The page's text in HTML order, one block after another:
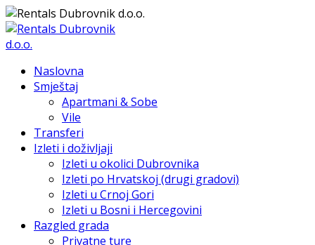
Naslovna
Smještaj
Apartmani & Sobe
Vile
Transferi
Izleti i doživljaji
Izleti u okolici Dubrovnika
Izleti po Hrvatskoj (drugi gradovi)
Izleti u Crnoj Gori
Izleti u Bosni i Hercegovini
Razgled grada
Privatne ture